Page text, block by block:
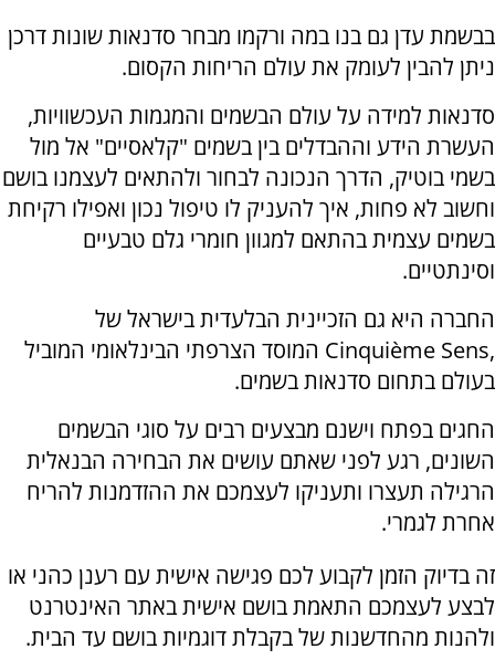
בבשמת עדן גם בנו במה ורקמו מבחר סדנאות שונות דרכן
ניתן להבין לעומק את עולם הריחות הקסום.
סדנאות למידה על עולם הבשמים והמגמות העכשוויות,
העשרת הידע וההבדלים בין בשמים "קלאסיים" אל מול
בשמי בוטיק, הדרך הנכונה לבחור ולהתאים לעצמנו בושם
וחשוב לא פחות, איך להעניק לו טיפול נכון ואפילו רקיחת
בשמים עצמית בהתאם למגוון חומרי גלם טבעיים
וסינתטיים.
החברה היא גם הזכיינית הבלעדית בישראל של
,Cinquième Sens
המוסד הצרפתי הבינלאומי המוביל
בעולם בתחום סדנאות בשמים.
החגים בפתח וישנם מבצעים רבים על סוגי הבשמים
השונים, רגע לפני שאתם עושים את הבחירה הבנאלית
הרגילה תעצרו ותעניקו לעצמכם את ההזדמנות להריח
אחרת לגמרי.
זה בדיוק הזמן לקבוע לכם פגישה אישית עם רענן כהני או
לבצע לעצמכם התאמת בושם אישית באתר האינטרנט
ולהנות מהחדשנות של בקבלת דוגמיות בושם עד הבית.